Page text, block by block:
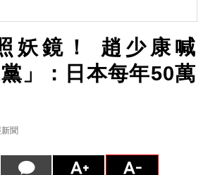
妖鏡！ 趙少康喊
黨」：日本每年50萬
聞